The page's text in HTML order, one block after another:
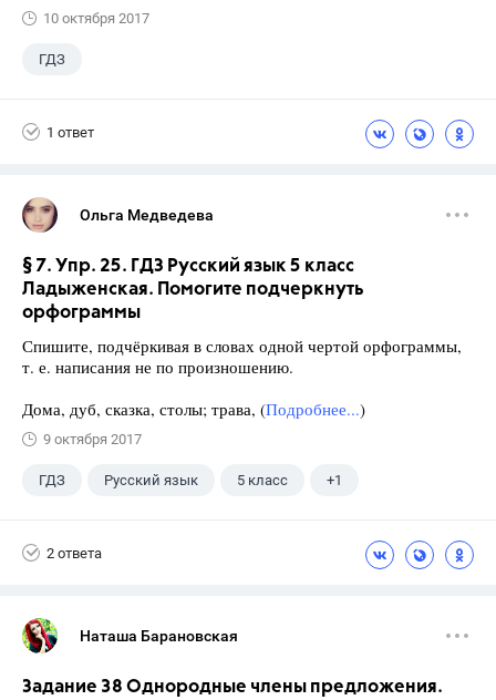
10 октября 2017
ГДЗ
1 ответ
Ольга Медведева
§ 7. Упр. 25. ГДЗ Русский язык 5 класс
Ладыженская. Помогите подчеркнуть
орфограммы
Спишите, подчёркивая в словах одной чертой орфограммы,
т. е. написания не по произношению.
Дома, дуб, сказка, столы; трава, (Подробнее...)
9 октября 2017
ГДЗ Русский язык 5 класс +1
2 ответа
Наташа Барановская
Задание 38 Однородные члены предложения.